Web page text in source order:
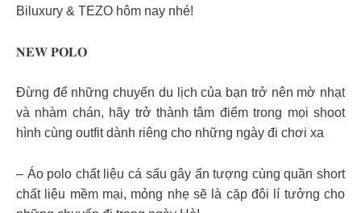
Biluxury & TEZO hôm nay nhé!
𝐍𝐄𝐖 𝐏𝐎𝐋𝐎
Đừng để những chuyến du lịch của bạn trở nên mờ nhạt
và nhàm chán, hãy trở thành tâm điểm trong mọi shoot
hình cùng outfit dành riêng cho những ngày đi chơi xa
– Áo polo chất liệu cá sấu gây ấn tượng cùng quần short
chất liệu mềm mại, mỏng nhẹ sẽ là cặp đôi lí tưởng cho